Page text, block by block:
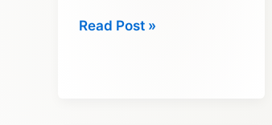
Jenis
Read Post »